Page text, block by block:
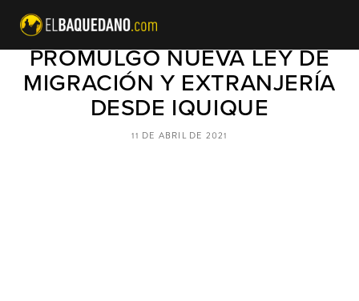
PRESIDENTE PIÑERA
PROMULGÓ NUEVA LEY DE
MIGRACIÓN Y EXTRANJERÍA
DESDE IQUIQUE
11 DE ABRIL DE 2021